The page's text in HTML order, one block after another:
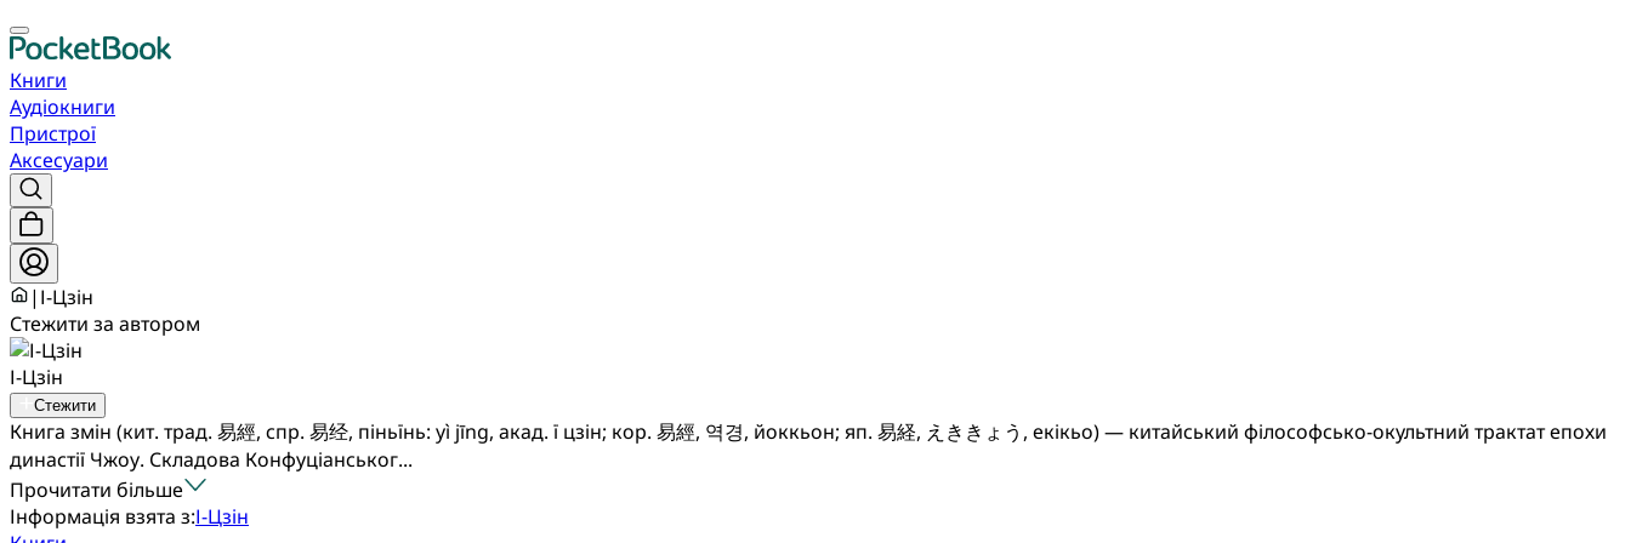
Книги
Аудіокниги
Пристрої
Аксесуари
| І-Цзін
Стежити за автором
І-Цзін
Стежити
Книга змін (кит. трад. 易經, спр. 易经, піньїнь: yì jīng, акад. ї цзін; кор. 易經, 역경, йоккьон; яп. 易経, えききょう, екікьо) — китайський філософсько-окультний трактат епохи
династії Чжоу. Складова Конфуціанськог...
Прочитати більше
Інформація взята з:І-Цзін